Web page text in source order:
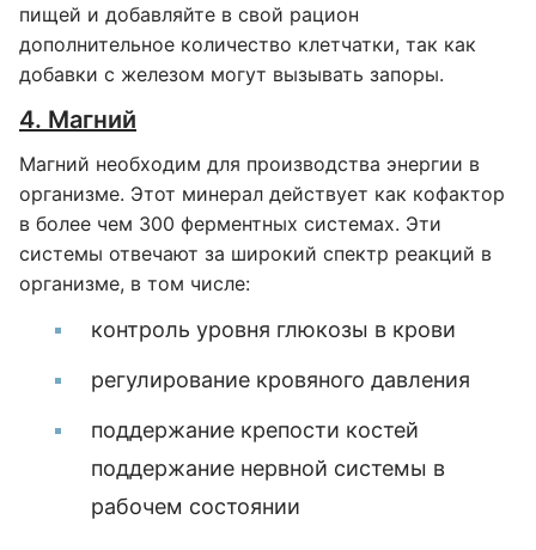
пищей и добавляйте в свой рацион
дополнительное количество клетчатки, так как
добавки с железом могут вызывать запоры.
4. Магний
Магний необходим для производства энергии в
организме. Этот минерал действует как кофактор
в более чем 300 ферментных системах. Эти
системы отвечают за широкий спектр реакций в
организме, в том числе:
контроль уровня глюкозы в крови
регулирование кровяного давления
поддержание крепости костей
поддержание нервной системы в
рабочем состоянии